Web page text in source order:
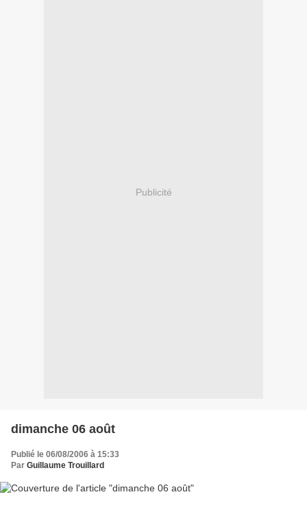
Publicité
dimanche 06 août
Publié le 06/08/2006 à 15:33
Par Guillaume Trouillard